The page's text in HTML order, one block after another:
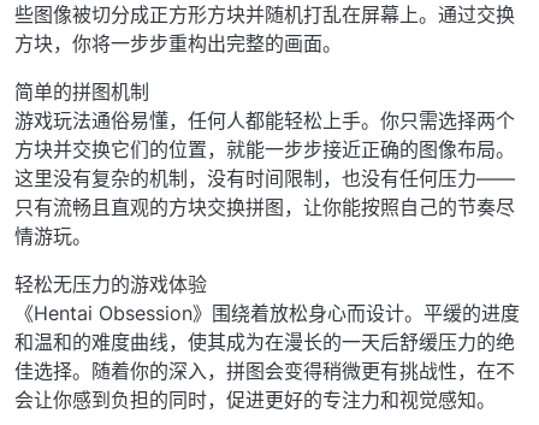
些图像被切分成正方形方块并随机打乱在屏幕上。通过交换
方块，你将一步步重构出完整的画面。
简单的拼图机制
游戏玩法通俗易懂，任何人都能轻松上手。你只需选择两个
方块并交换它们的位置，就能一步步接近正确的图像布局。
这里没有复杂的机制，没有时间限制，也没有任何压力——
只有流畅且直观的方块交换拼图，让你能按照自己的节奏尽
情游玩。
轻松无压力的游戏体验
《Hentai Obsession》围绕着放松身心而设计。平缓的进度
和温和的难度曲线，使其成为在漫长的一天后舒缓压力的绝
佳选择。随着你的深入，拼图会变得稍微更有挑战性，在不
会让你感到负担的同时，促进更好的专注力和视觉感知。